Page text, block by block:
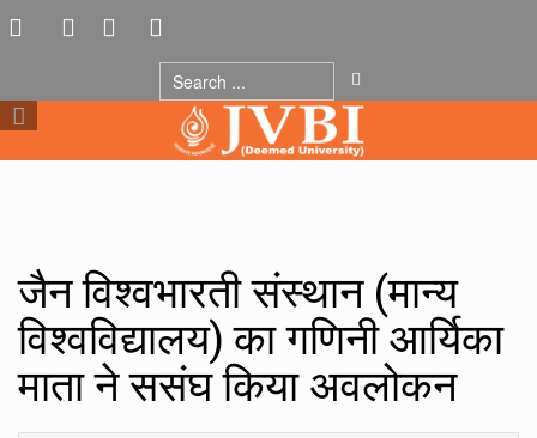
जैन विश्वभारती संस्थान (मान्य
विश्वविद्यालय) का गणिनी आर्यिका
माता ने ससंघ किया अवलोकन